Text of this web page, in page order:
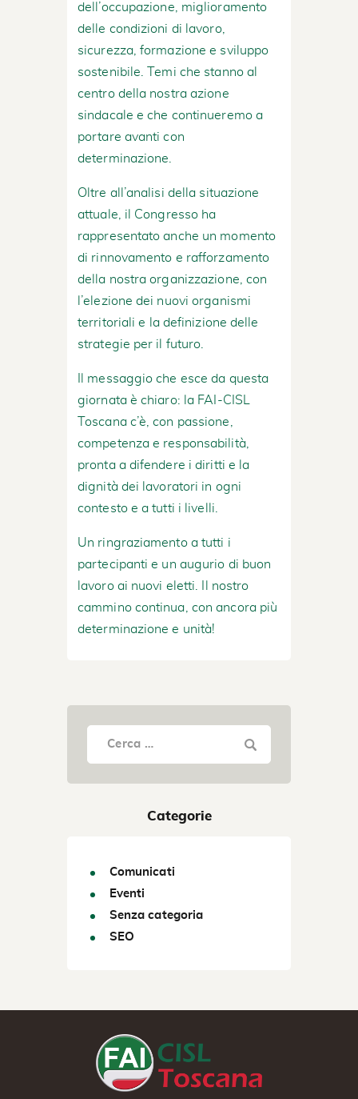
dell’occupazione, miglioramento
delle condizioni di lavoro,
sicurezza, formazione e sviluppo
sostenibile. Temi che stanno al
centro della nostra azione
sindacale e che continueremo a
portare avanti con
determinazione.
Oltre all’analisi della situazione
attuale, il Congresso ha
rappresentato anche un momento
di rinnovamento e rafforzamento
della nostra organizzazione, con
l’elezione dei nuovi organismi
territoriali e la definizione delle
strategie per il futuro.
Il messaggio che esce da questa
giornata è chiaro: la FAI-CISL
Toscana c’è, con passione,
competenza e responsabilità,
pronta a difendere i diritti e la
dignità dei lavoratori in ogni
contesto e a tutti i livelli.
Un ringraziamento a tutti i
partecipanti e un augurio di buon
lavoro ai nuovi eletti. Il nostro
cammino continua, con ancora più
determinazione e unità!
Categorie
Comunicati
Eventi
Senza categoria
SEO